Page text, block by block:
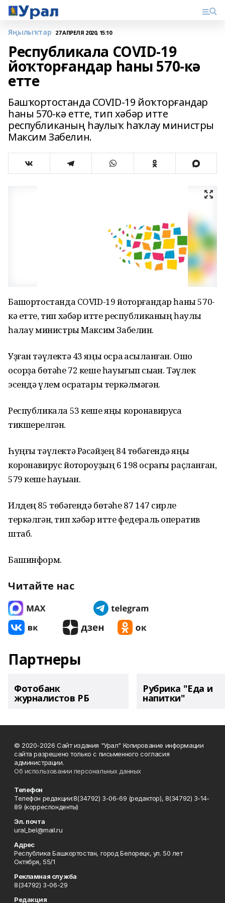
Яңылыҡтар 27 АПРЕЛЯ 2020, 15:10
Республикала COVID-19
йоҡторғандар һаны 570-кә
етте
Башҡортостанда COVID-19 йоҡторғандар
һаны 570-кә етте, тип хәбәр итте
республиканың һаулыҡ һаҡлау министры
Максим Забелин.
Башҡортостанда COVID-19 йоҡторғандар һаны 570-
кә етте, тип хәбәр итте республиканың һаулыҡ
һаҡлау министры Максим Забелин.
Уҙған тәүлектә 43 яңы осраҡ асыҡланған. Ошо
осорҙа бөтәһе 72 кеше һауығып сыҡҡан. Тәүлек
эсендә үлем осраҡтары теркәлмәгән.
Республикала 53 кеше яңы коронавирусҡа
тикшерелгән.
Һуңғы тәүлектә Рәсәйҙең 84 төбәгендә яңы
коронавирус йоҡтороуҙың 6 198 осрағы раҫланған,
579 кеше һауыҡҡан.
Илдең 85 төбәгендә бөтәһе 87 147 сирле
теркәлгән, тип хәбәр итте федераль оператив
штаб.
Башинформ.
Читайте нас
Партнеры
Фотобанк
журналистов РБ
Рубрика "Еда и
напитки"
© 2020-2026 Сайт издания "Урал" Копирование информации
сайта разрешено только с письменного согласия
администрации.
Об использовании персональных данных
Телефон
Телефон редакции:8(34792) 3-06-69 (редактор), 8(34792) 3-14-
89 (корреспонденты)
Эл. почта
ural_bel@mail.ru
Адрес
Республика Башкортостан, город Белорецк, ул. 50 лет
Октября, 55/1
Рекламная служба
8(34792) 3-06-29
Редакция